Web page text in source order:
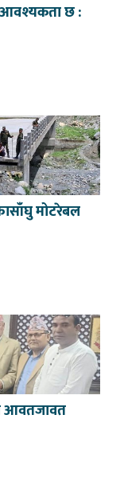
आवश्यकता छ :
मोटरेबल
आवतजावत